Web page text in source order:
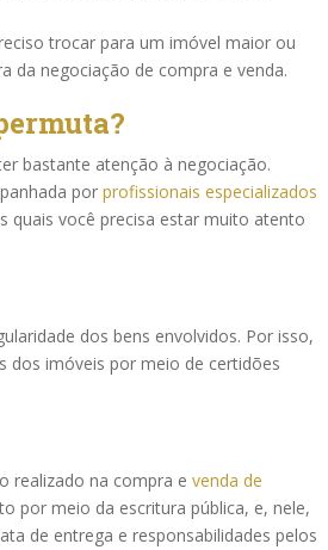
trocar para um imóvel maior ou
da negociação de compra e venda.
bastante atenção à negociação.
por profissionais especializados
quais você precisa estar muito atento
dos bens envolvidos. Por isso,
dos imóveis por meio de certidões
realizado na compra e venda de
por meio da escritura pública, e, nele,
de entrega e responsabilidades pelos